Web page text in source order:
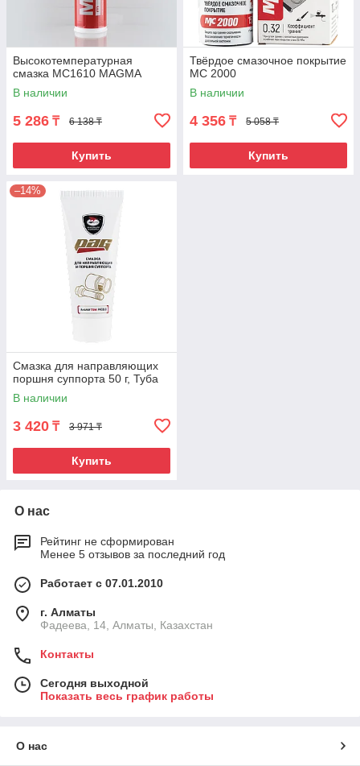
Высокотемпературная
смазка МС1610 MAGMA
В наличии
5 286 ₸ 6 138 ₸
Купить
Твёрдое смазочное покрытие
МС 2000
В наличии
4 356 ₸ 5 058 ₸
Купить
–14%
Смазка для направляющих
поршня суппорта 50 г, Туба
В наличии
3 420 ₸ 3 971 ₸
Купить
О нас
Рейтинг не сформирован
Менее 5 отзывов за последний год
Работает с 07.01.2010
г. Алматы
Фадеева, 14, Алматы, Казахстан
Контакты
Сегодня выходной
Показать весь график работы
О нас